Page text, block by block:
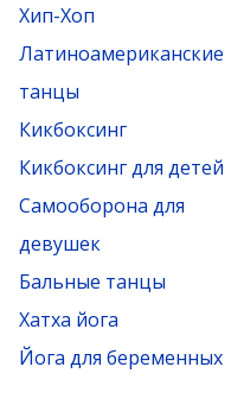
Хип-Хоп
Латиноамериканские
танцы
Кикбоксинг
Кикбоксинг для детей
Самооборона для
девушек
Бальные танцы
Хатха йога
Йога для беременных